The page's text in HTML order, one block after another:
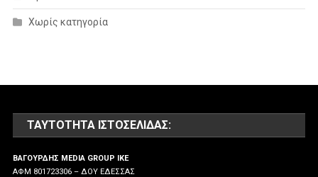
Χωρίς κατηγορία
ΤΑΥΤΌΤΗΤΑ ΙΣΤΟΣΕΛΊΔΑΣ:
ΒΑΓΟΥΡΔΗΣ MEDIA GROUP IKE
ΑΦΜ 801723306 – ΔΟΥ ΕΔΕΣΣΑΣ